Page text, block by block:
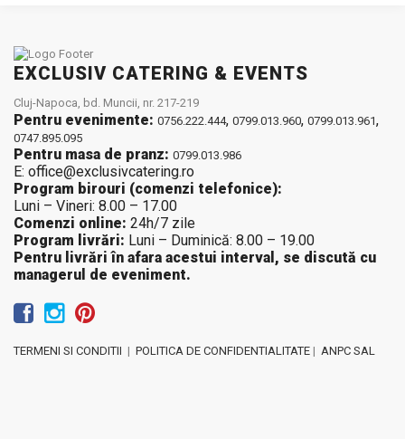
EXCLUSIV CATERING & EVENTS
Cluj-Napoca, bd. Muncii, nr. 217-219
Pentru evenimente: 0756.222.444, 0799.013.960, 0799.013.961,
0747.895.095
Pentru masa de pranz: 0799.013.986
E: office@exclusivcatering.ro
Program birouri (comenzi telefonice):
Luni – Vineri: 8.00 – 17.00
Comenzi online: 24h/7 zile
Program livrări: Luni – Duminică: 8.00 – 19.00
Pentru livrări în afara acestui interval, se discută cu
managerul de eveniment.
TERMENI SI CONDITII | POLITICA DE CONFIDENTIALITATE | ANPC SAL